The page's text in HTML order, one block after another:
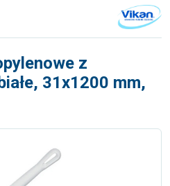
z
31x1200 mm,